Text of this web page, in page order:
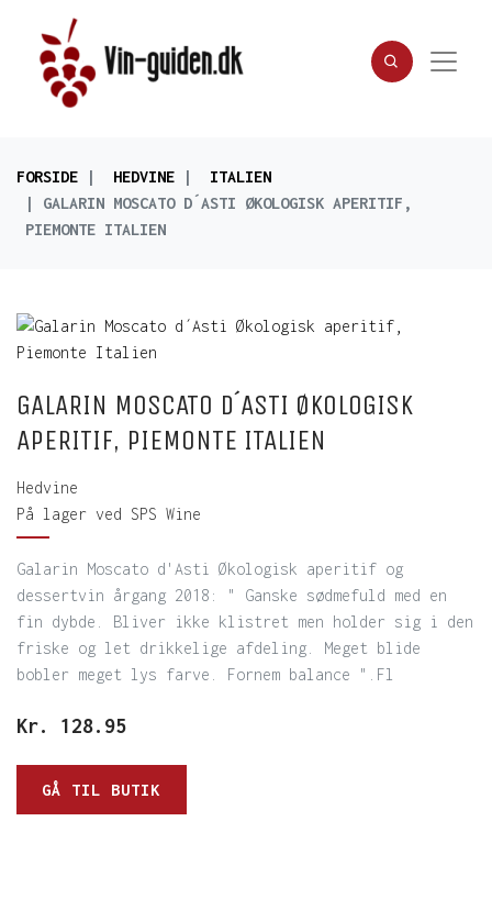
FORSIDE HEDVINE
ITALIEN
GALARIN MOSCATO D´ASTI ØKOLOGISK APERITIF,
PIEMONTE ITALIEN
GALARIN MOSCATO D´ASTI ØKOLOGISK
APERITIF, PIEMONTE ITALIEN
Hedvine
På lager ved SPS Wine
Galarin Moscato d'Asti Økologisk aperitif og
dessertvin årgang 2018: " Ganske sødmefuld med en
fin dybde. Bliver ikke klistret men holder sig i den
friske og let drikkelige afdeling. Meget blide
bobler meget lys farve. Fornem balance ".Fl
Kr. 128.95
GÅ TIL BUTIK